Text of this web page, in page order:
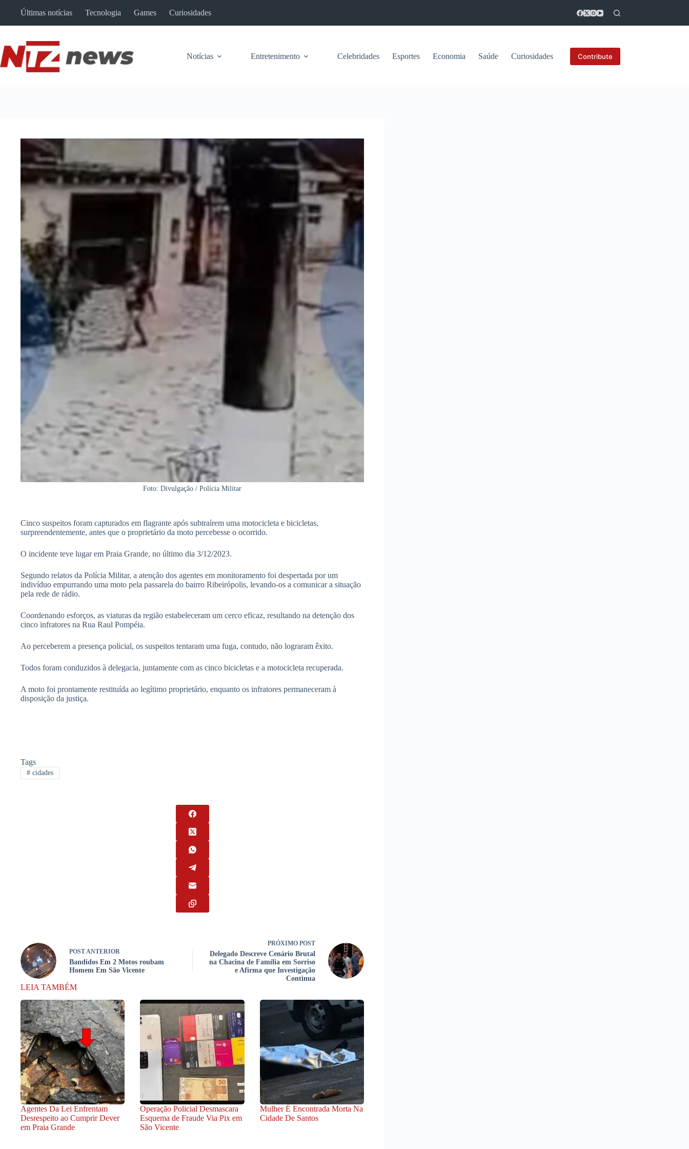
Últimas notícias Tecnologia Games Curiosidades
Notícias Entretenimento Celebridades Esportes Economia Saúde Curiosidades Contribute
Foto: Divulgação / Polícia Militar
Cinco suspeitos foram capturados em flagrante após subtraírem uma motocicleta e bicicletas,
surpreendentemente, antes que o proprietário da moto percebesse o ocorrido.
O incidente teve lugar em Praia Grande, no último dia 3/12/2023.
Segundo relatos da Polícia Militar, a atenção dos agentes em monitoramento foi despertada por um
indivíduo empurrando uma moto pela passarela do bairro Ribeirópolis, levando-os a comunicar a situação
pela rede de rádio.
Coordenando esforços, as viaturas da região estabeleceram um cerco eficaz, resultando na detenção dos
cinco infratores na Rua Raul Pompéia.
Ao perceberem a presença policial, os suspeitos tentaram uma fuga, contudo, não lograram êxito.
Todos foram conduzidos à delegacia, juntamente com as cinco bicicletas e a motocicleta recuperada.
A moto foi prontamente restituída ao legítimo proprietário, enquanto os infratores permaneceram à
disposição da justiça.
Tags
#cidades
POSTANTERIOR
Bandidos Em 2 Motos roubam
Homem Em São Vicente
PRÓXIMO POST
Delegado Descreve Cenário Brutal
na Chacina de Família em Sorriso
e Afirma que Investigação
Continua
LEIA TAMBÉM
Agentes Da Lei Enfrentam
Desrespeito ao Cumprir Dever
em Praia Grande
Operação Policial Desmascara
Esquema de Fraude Via Pix em
São Vicente
Mulher É Encontrada Morta Na
Cidade De Santos